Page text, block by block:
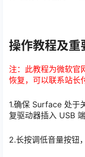
操作教程及重
注：此教程为微软官
恢复，可以联系站
1.确保 Surface 处于
复驱动器插入 USB 端
2.长按调低音量按钮